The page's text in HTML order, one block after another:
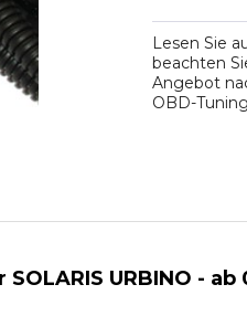
Lesen Sie
beachten
Angebot
OBD-
URBINO - ab